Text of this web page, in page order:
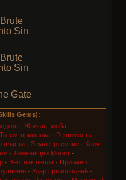
Sin
Sin
Gate
Gems):
· Жгучая злоба·
Тотем-приманка· Решимость·
власти· Землетрясение· Клич
· Леденящий Молот·
· Вестник пепла· Призыв к
· Удар преисподней·